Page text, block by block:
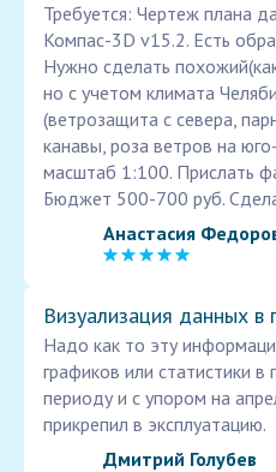
Требуется: Чертеж плана
Компас-3D v15.2. Есть
Нужно сделать
но с учетом климата
(ветрозащита с севера,
канавы, роза ветров на
масштаб 1:100. Прислать
Бюджет 500-700 руб.
Анастасия
Визуализация данных в
Надо как то эту
графиков или статистики
периоду и с упором на
прикрепил в эксплуатацию.
Дмитрий Голубев